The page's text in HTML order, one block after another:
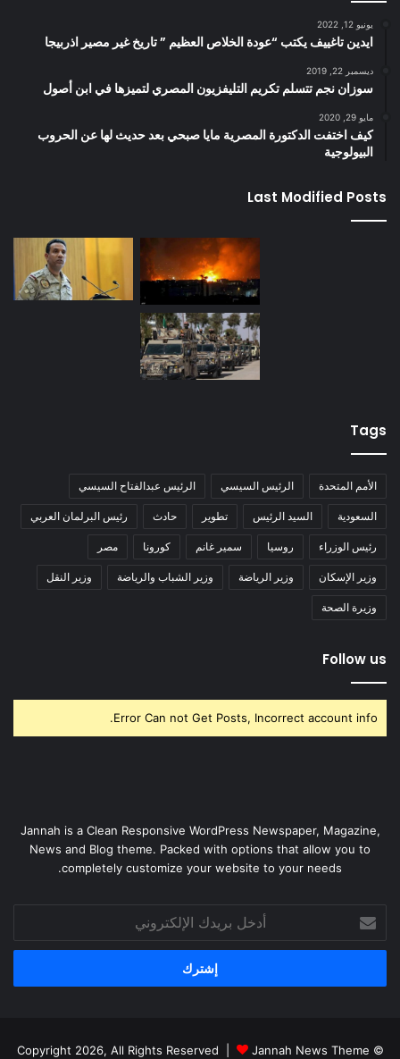
يونيو 12, 2022
ايدين تاغييف يكتب “عودة الخلاص العظيم ” تاريخ غير مصير اذربيجا
ديسمبر 22, 2019
سوزان نجم تتسلم تكريم التليفزيون المصري لتميزها في ابن أصول
مايو 29, 2020
كيف اختفت الدكتورة المصرية مايا صبحي بعد حديث لها عن الحروب
البيولوجية
Last Modified Posts
Tags
الأمم المتحدة الرئيس السيسي الرئيس عبدالفتاح السيسي
السعودية السيد الرئيس تطوير حادث رئيس البرلمان العربي
رئيس الوزراء روسيا سمير غانم كورونا مصر
وزير الإسكان وزير الرياضة وزير الشباب والرياضة وزير النقل
وزيرة الصحة
Follow us
Error Can not Get Posts, Incorrect account info.
Jannah is a Clean Responsive WordPress Newspaper, Magazine,
News and Blog theme. Packed with options that allow you to
completely customize your website to your needs.
أدخل
بريدك
الإلكتروني
© Copyright 2026, All Rights Reserved |
Jannah News Theme